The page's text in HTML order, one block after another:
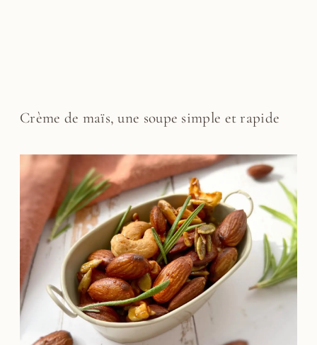
Crème de maïs, une soupe simple et rapide